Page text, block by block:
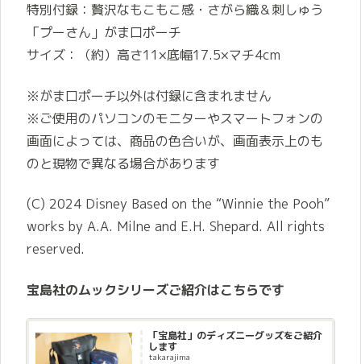
特別付録：贅沢なもこもこ感・さがら織＆刺しゅう
「プーさん」がま口ポーチ
サイズ：（約）高さ11×底幅17.5×マチ4cm
※がま口ポーチ以外は付録に含まれません
※ご使用のパソコンのモニターやスマートフォンの
画面によっては、商品の色合いが、画面表示上のも
のと現物で異なる場合があります
(C) 2024 Disney Based on the “Winnie the Pooh”
works by A.A. Milne and E.H. Shepard. All rights
reserved.
宝島社のムックシリーズご紹介はこちらです
「宝島社」のディズニーグッズをご紹介
します
takarajima